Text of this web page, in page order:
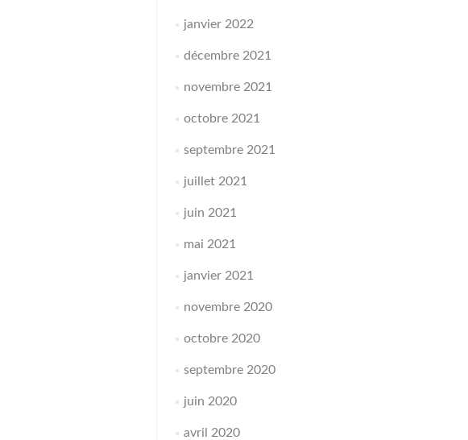
janvier 2022
décembre 2021
novembre 2021
octobre 2021
septembre 2021
juillet 2021
juin 2021
mai 2021
janvier 2021
novembre 2020
octobre 2020
septembre 2020
juin 2020
avril 2020